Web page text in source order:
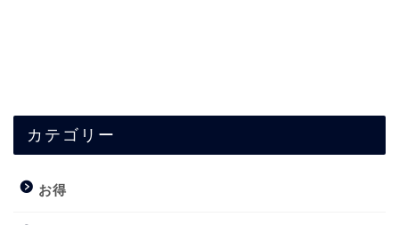
カテゴリー
お得